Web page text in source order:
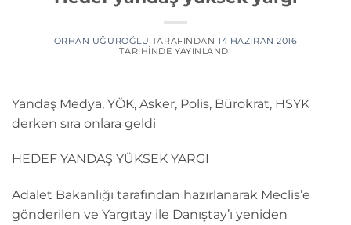
ORHAN UĞUROĞLU TARAFINDAN 14 HAZIRAN 2016
TARIHINDE YAYINLANDI
Yandaş Medya, YÖK, Asker, Polis, Bürokrat, HSYK
derken sıra onlara geldi
HEDEF YANDAŞ YÜKSEK YARGI
Adalet Bakanlığı tarafından hazırlanarak Meclis’e
gönderilen ve Yargıtay ile Danıştay’ı yeniden